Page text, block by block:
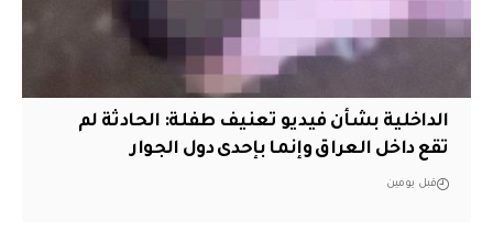
الداخلية بشأن فيديو تعنيف طفلة: الحادثة لم
تقع داخل العراق وإنما بإحدى دول الجوار
قبل يومين